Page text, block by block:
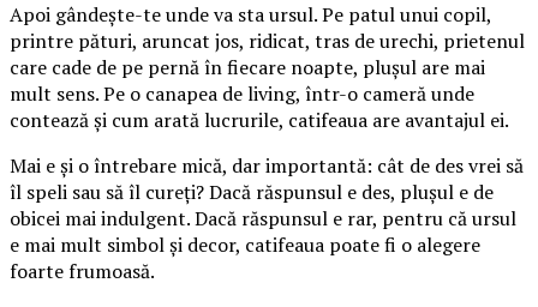
Apoi gândește-te unde va sta ursul. Pe patul unui copil,
printre pături, aruncat jos, ridicat, tras de urechi, prietenul
care cade de pe pernă în fiecare noapte, plușul are mai
mult sens. Pe o canapea de living, într-o cameră unde
contează și cum arată lucrurile, catifeaua are avantajul ei.
Mai e și o întrebare mică, dar importantă: cât de des vrei să
îl speli sau să îl cureți? Dacă răspunsul e des, plușul e de
obicei mai indulgent. Dacă răspunsul e rar, pentru că ursul
e mai mult simbol și decor, catifeaua poate fi o alegere
foarte frumoasă.